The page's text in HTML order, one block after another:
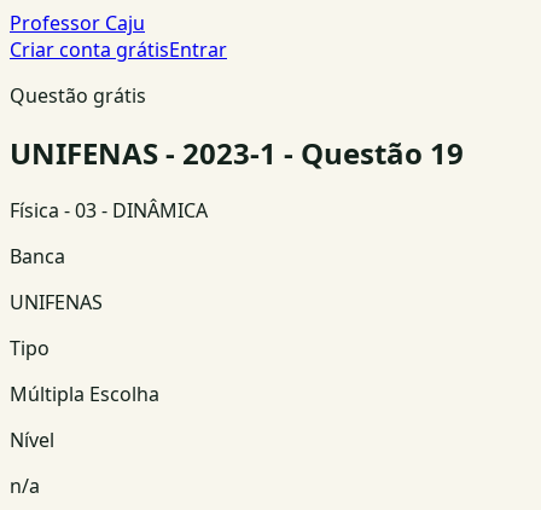
Professor Caju
Criar conta grátisEntrar
Questão grátis
UNIFENAS - 2023-1 - Questão 19
Física - 03 - DINÂMICA
Banca
UNIFENAS
Tipo
Múltipla Escolha
Nível
n/a